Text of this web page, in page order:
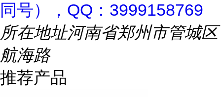
同号），QQ：3999158769
所在地址河南省郑州市管城区
航海路
推荐产品